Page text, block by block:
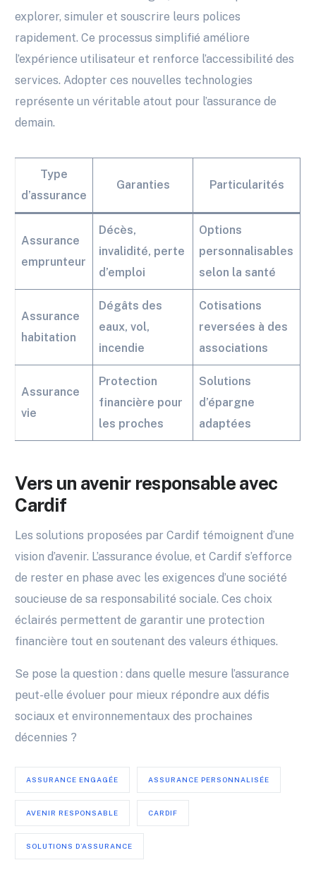
explorer, simuler et souscrire leurs polices
rapidement. Ce processus simplifié améliore
l’expérience utilisateur et renforce l’accessibilité des
services. Adopter ces nouvelles technologies
représente un véritable atout pour l’assurance de
demain.
Type
d’assurance
Garanties Particularités
Assurance
emprunteur
Décès,
invalidité, perte
d’emploi
Options
personnalisables
selon la santé
Assurance
habitation
Dégâts des
eaux, vol,
incendie
Cotisations
reversées à des
associations
Assurance
vie
Protection
financière pour
les proches
Solutions
d’épargne
adaptées
Vers un avenir responsable avec
Cardif
Les solutions proposées par Cardif témoignent d’une
vision d’avenir. L’assurance évolue, et Cardif s’efforce
de rester en phase avec les exigences d’une société
soucieuse de sa responsabilité sociale. Ces choix
éclairés permettent de garantir une protection
financière tout en soutenant des valeurs éthiques.
Se pose la question : dans quelle mesure l’assurance
peut-elle évoluer pour mieux répondre aux défis
sociaux et environnementaux des prochaines
décennies ?
ASSURANCE ENGAGÉE ASSURANCE PERSONNALISÉE
AVENIR RESPONSABLE CARDIF
SOLUTIONS D’ASSURANCE